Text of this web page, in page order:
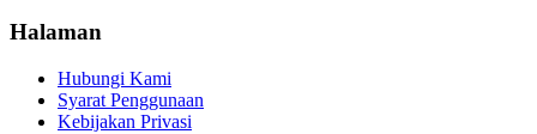
Halaman
Hubungi Kami
Syarat Penggunaan
Kebijakan Privasi